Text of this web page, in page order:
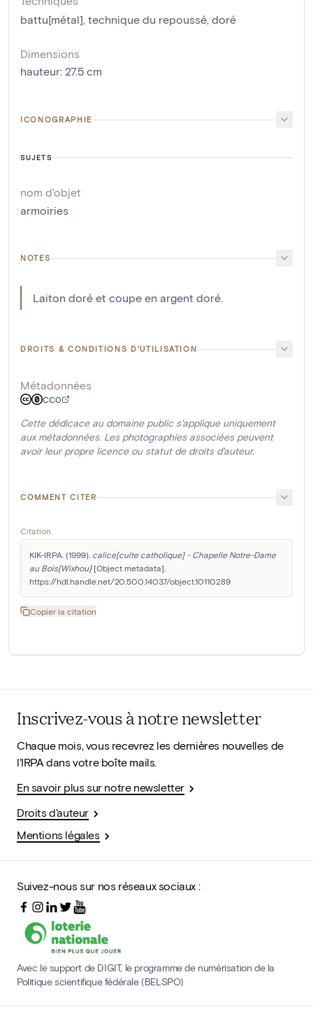
battu[métal], technique du repoussé, doré
Dimensions
hauteur: 27.5 cm
ICONOGRAPHIE
SUJETS
nom d'objet
armoiries
NOTES
Laiton doré et coupe en argent doré.
DROITS & CONDITIONS D'UTILISATION
Métadonnées
CC0
Cette dédicace au domaine public s'applique uniquement
aux métadonnées. Les photographies associées peuvent
avoir leur propre licence ou statut de droits d'auteur.
COMMENT CITER
Citation
KIK-IRPA. (1999). calice[culte catholique] - Chapelle Notre-Dame
au Bois[Wixhou] [Object metadata].
https://hdl.handle.net/20.500.14037/object.10110289
Copier la citation
Inscrivez-vous à notre newsletter
Chaque mois, vous recevrez les dernières nouvelles de
l'IRPA dans votre boîte mails.
En savoir plus sur notre newsletter
Droits d'auteur
Mentions légales
Suivez-nous sur nos réseaux sociaux :
Avec le support de DIGIT, le programme de numérisation de la
Politique scientifique fédérale (BELSPO)